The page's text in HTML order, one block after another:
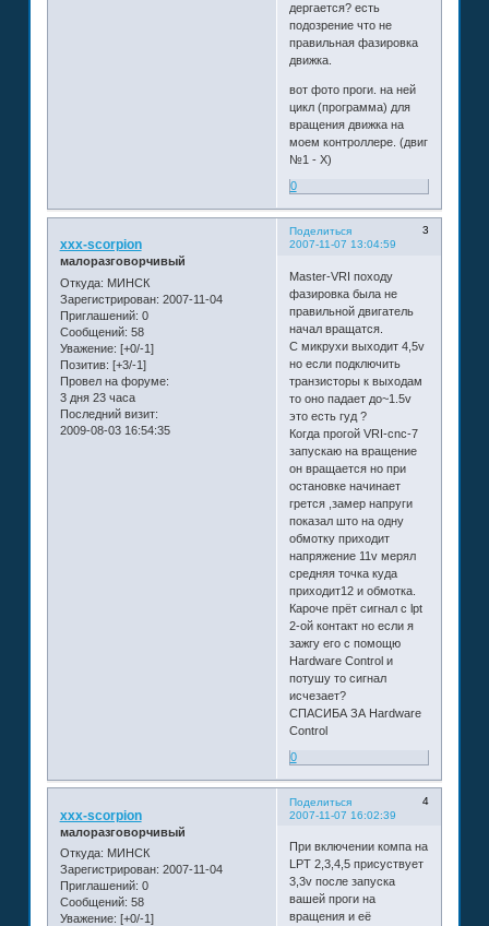
дергается? есть
подозрение что не
правильная фазировка
движка.
вот фото проги. на ней
цикл (программа) для
вращения движка на
моем контроллере. (двиг
№1 - Х)
0
Поделиться
3
2007-11-07 13:04:59
xxx-scorpion
малоразговорчивый
Откуда: МИНСК
Зарегистрирован: 2007-11-04
Приглашений: 0
Сообщений: 58
Уважение: [+0/-1]
Позитив: [+3/-1]
Провел на форуме:
3 дня 23 часа
Последний визит:
2009-08-03 16:54:35
Master-VRI походу
фазировка была не
правильной двигатель
начал вращатся.
С микрухи выходит 4,5v
но если подключить
транзисторы к выходам
то оно падает до~1.5v
это есть гуд ?
Когда прогой VRI-cnc-7
запускаю на вращение
он вращается но при
остановке начинает
грется ,замер напруги
показал што на одну
обмотку приходит
напряжение 11v мерял
средняя точка куда
приходит12 и обмотка.
Кароче прёт сигнал с lpt
2-ой контакт но если я
зажгу его с помощю
Hardware Control и
потушу то сигнал
исчезает?
СПАСИБА ЗА Hardware
Control
0
Поделиться
4
2007-11-07 16:02:39
xxx-scorpion
малоразговорчивый
Откуда: МИНСК
Зарегистрирован: 2007-11-04
Приглашений: 0
Сообщений: 58
Уважение: [+0/-1]
При включении компа на
LPT 2,3,4,5 присуствует
3,3v после запуска
вашей проги на
вращения и её